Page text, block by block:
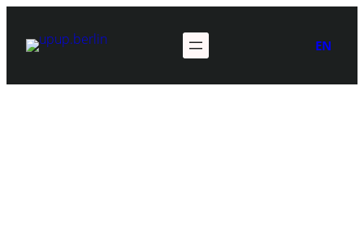
Inhalt
springen
EN